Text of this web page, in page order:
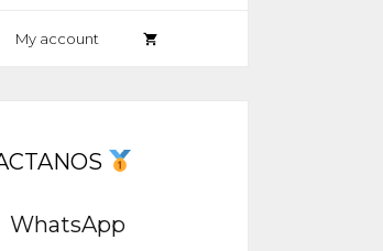
My account
WhatsApp